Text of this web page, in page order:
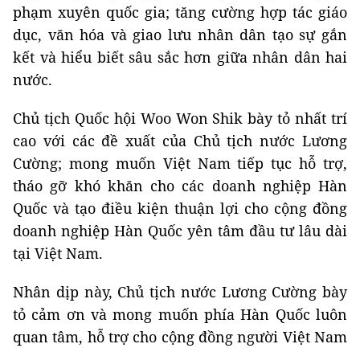
phạm xuyên quốc gia; tăng cường hợp tác giáo
dục, văn hóa và giao lưu nhân dân tạo sự gắn
kết và hiểu biết sâu sắc hơn giữa nhân dân hai
nước.
Chủ tịch Quốc hội Woo Won Shik bày tỏ nhất trí
cao với các đề xuất của Chủ tịch nước Lương
Cường; mong muốn Việt Nam tiếp tục hỗ trợ,
tháo gỡ khó khăn cho các doanh nghiệp Hàn
Quốc và tạo điều kiện thuận lợi cho cộng đồng
doanh nghiệp Hàn Quốc yên tâm đầu tư lâu dài
tại Việt Nam.
Nhân dịp này, Chủ tịch nước Lương Cường bày
tỏ cảm ơn và mong muốn phía Hàn Quốc luôn
quan tâm, hỗ trợ cho cộng đồng người Việt Nam